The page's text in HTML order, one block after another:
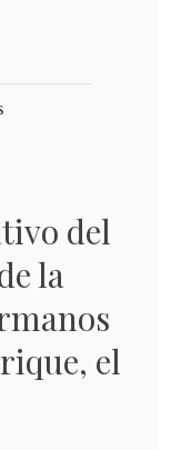
del
la
el